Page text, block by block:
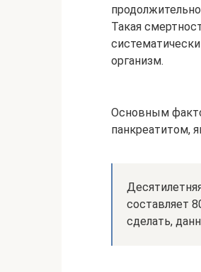
Такая
организм.
Основным
панкреатитом,
составляет
сделать,